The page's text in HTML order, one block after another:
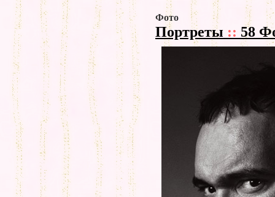
Фото
Портреты :: 58